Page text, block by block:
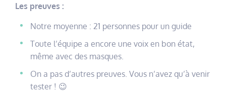
Les preuves :
Notre moyenne : 21 personnes pour un guide
Toute l’équipe a encore une voix en bon état,
même avec des masques.
On a pas d’autres preuves. Vous n’avez qu’à venir
tester ! 😉